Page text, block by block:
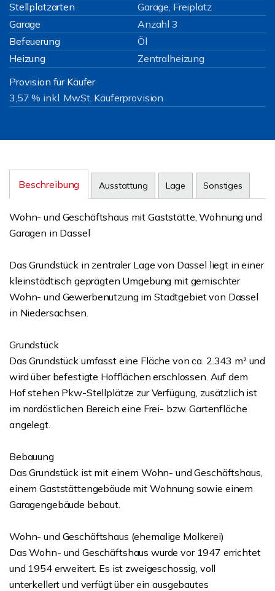
Stellplatzarten
Garage, Freiplatz
Garage
Anzahl 3
Befeuerung
Öl
Heizung
Zentralheizung
Provision für Käufer
3,57 % inkl. MwSt. Käuferprovision
Beschreibung Ausstattung Lage Sonstiges
Wohn- und Geschäftshaus mit Gaststätte, Wohnung und
Garagen in Dassel
Das Grundstück in zentraler Lage von Dassel liegt in einer
kleinstädtisch geprägten Umgebung mit gemischter
Wohn- und Gewerbenutzung im Stadtgebiet von Dassel
in Niedersachsen.
Grundstück
Das Grundstück umfasst eine Fläche von ca. 2.343 m² und
wird über befestigte Hofflächen erschlossen. Auf dem
Hof stehen Pkw-Stellplätze zur Verfügung, zusätzlich ist
im nordöstlichen Bereich eine Frei- bzw. Gartenfläche
angelegt.
Bebauung
Das Grundstück ist mit einem Wohn- und Geschäftshaus,
einem Gaststättengebäude mit Wohnung sowie einem
Garagengebäude bebaut.
Wohn- und Geschäftshaus (ehemalige Molkerei)
Das Wohn- und Geschäftshaus wurde vor 1947 errichtet
und 1954 erweitert. Es ist zweigeschossig, voll
unterkellert und verfügt über ein ausgebautes